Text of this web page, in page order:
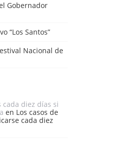
Gobernador
“Los Santos”
Nacional de
diez días si
en Los casos de
cada diez